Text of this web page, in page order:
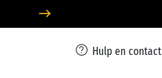
Hulp en contact